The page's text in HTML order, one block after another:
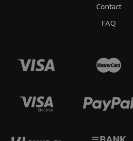
Contact
FAQ